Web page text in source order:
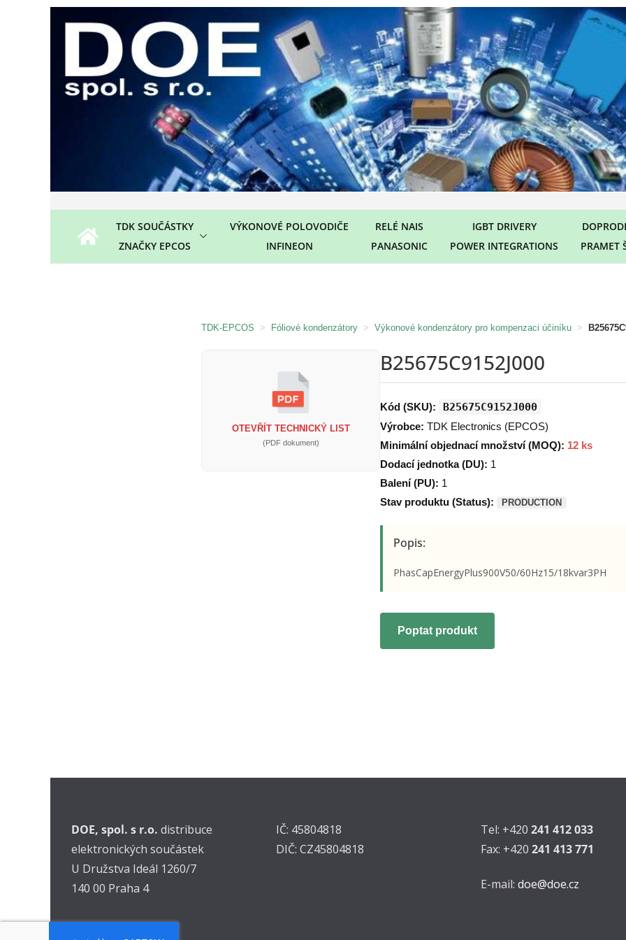
TDK SOUČÁSTKY
ZNAČKY EPCOS
VÝKONOVÉ POLOVODIČE
INFINEON
RELÉ NAIS
PANASONIC
IGBT DRIVERY
POWER INTEGRATIONS
PRAMET
TDK-EPCOS > Fóliové kondenzátory > Výkonové kondenzátory pro kompenzaci účiníku >
OTEVŘÍT TECHNICKÝ LIST
(PDF dokument)
B25675C9152J000
Kód (SKU): B25675C9152J000
Výrobce: TDK Electronics (EPCOS)
Minimální objednací množství (MOQ): 12 ks
Dodací jednotka (DU): 1
Balení (PU): 1
Stav produktu (Status):
PRODUCTION
Popis:
PhasCapEnergyPlus900V50/60Hz15/18kvar3PH
Poptat produkt
DOE, spol. s r.o. distribuce
elektronických součástek
U Družstva Ideál 1260/7
140 00 Praha 4
IČ: 45804818
DIČ: CZ45804818
Tel: +420 241 412 033
Fax: +420 241 413 771
E-mail: doe@doe.cz